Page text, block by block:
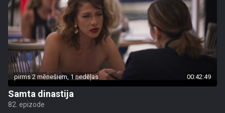
pirms 2 mēnešiem, 1 nedēļas 00:42:49
Samta dinastija
82. epizode